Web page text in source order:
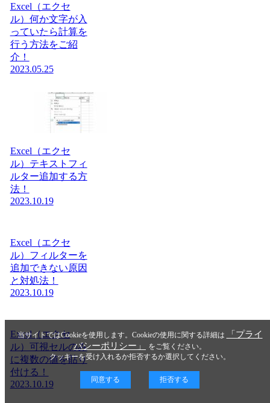
Excel（エクセ
ル）何か文字が入
っていたら計算を
行う方法をご紹
介！
2023.05.25
Excel（エクセ
ル）テキストフィ
ルター追加する方
法！
2023.10.19
Excel（エクセ
ル）フィルターを
追加できない原因
と対処法！
2023.10.19
Excel（エクセ
ル）可視セルのみ
に複数の値を貼り
付ける！
2023.10.19
当サイトではCookieを使用します。Cookieの使用に関する詳細は
「プライ
バシーポリシー」
をご覧ください。
クッキーを受け入れるか拒否するか選択してください。
同意する 拒否する